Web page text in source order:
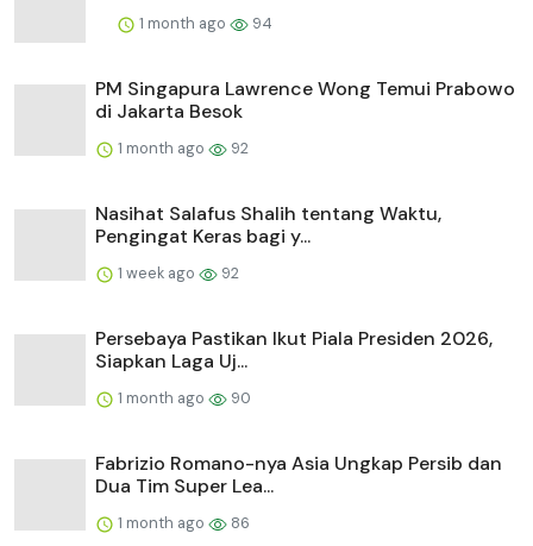
1 month ago 94
PM Singapura Lawrence Wong Temui Prabowo
di Jakarta Besok
1 month ago 92
Nasihat Salafus Shalih tentang Waktu,
Pengingat Keras bagi y...
1 week ago 92
Persebaya Pastikan Ikut Piala Presiden 2026,
Siapkan Laga Uj...
1 month ago 90
Fabrizio Romano-nya Asia Ungkap Persib dan
Dua Tim Super Lea...
1 month ago 86